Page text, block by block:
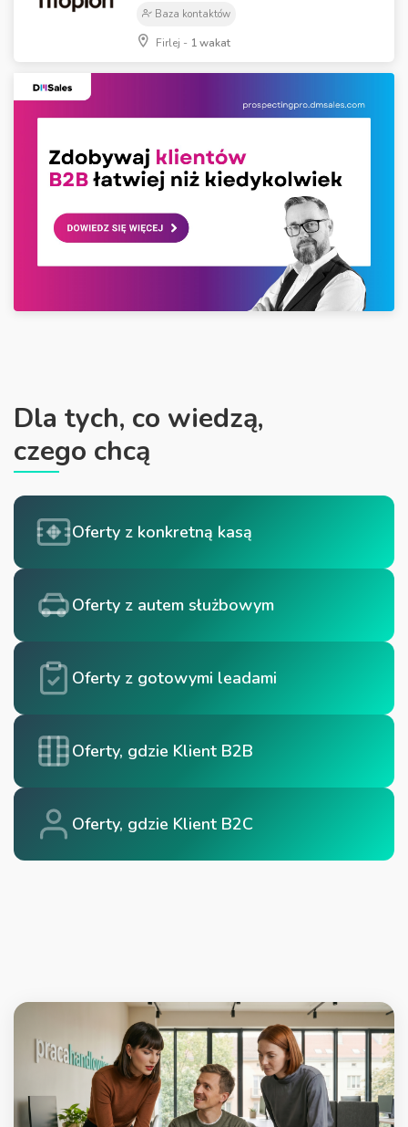
Baza kontaktów
Firlej - 1 wakat
Dla tych, co wiedzą,
czego chcą
Oferty z konkretną kasą
Oferty z autem służbowym
Oferty z gotowymi leadami
Oferty, gdzie Klient B2B
Oferty, gdzie Klient B2C